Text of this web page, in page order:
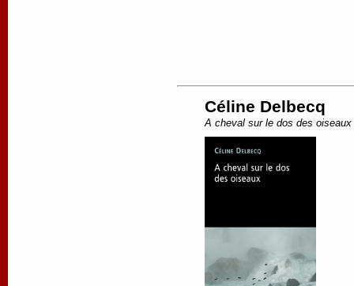
Céline Delbecq
A cheval sur le dos des oiseaux